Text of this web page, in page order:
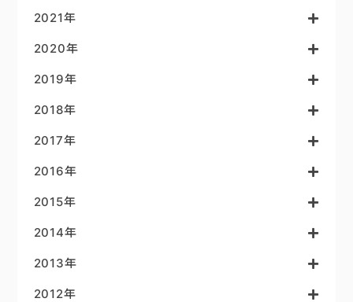
2021年
2020年
2019年
2018年
2017年
2016年
2015年
2014年
2013年
2012年